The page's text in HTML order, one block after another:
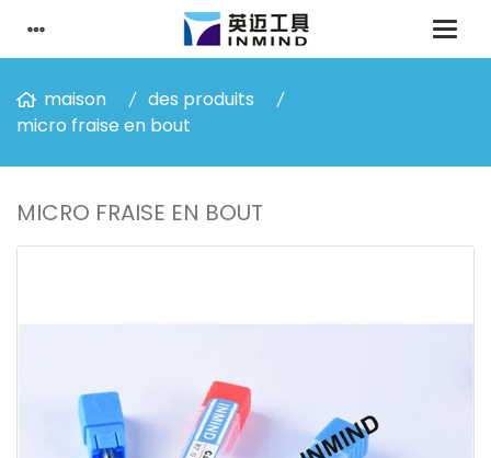
maison
des produits
micro fraise en bout
MICRO FRAISE EN BOUT